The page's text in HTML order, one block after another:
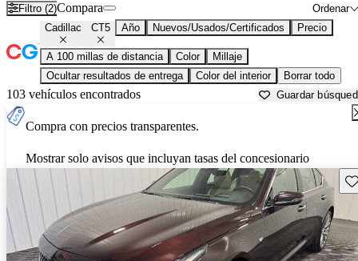
Filtro (2) Ordenar
Compara
Cadillac CT5 Año Nuevos/Usados/Certificados Precio
A 100 millas de distancia Color
Millaje
Ocultar resultados de entrega
Color del interior Borrar todo
103 vehículos encontrados Guardar
Compra con precios transparentes.
Mostrar solo avisos que incluyan tasas del concesionario